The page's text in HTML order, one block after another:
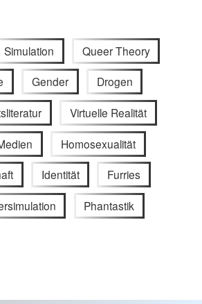
Simulation Queer Theory
Gender Drogen
Virtuelle Realität
Homosexualität
Identität Furries
Phantastik